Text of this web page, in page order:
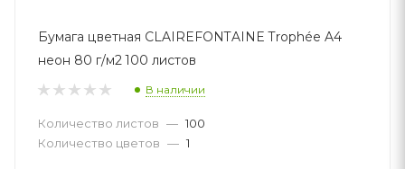
Бумага цветная CLAIREFONTAINE Trophée A4
неон 80 г/м2 100 листов
В наличии
Количество листов — 100
Количество цветов — 1